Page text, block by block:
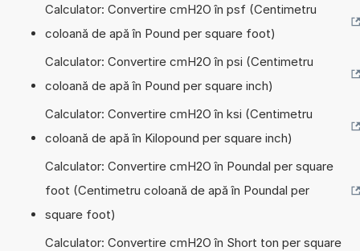
Calculator: Convertire cmH2O în psf (Centimetru
coloană de apă în Pound per square foot)
Calculator: Convertire cmH2O în psi (Centimetru
coloană de apă în Pound per square inch)
Calculator: Convertire cmH2O în ksi (Centimetru
coloană de apă în Kilopound per square inch)
Calculator: Convertire cmH2O în Poundal per square
foot (Centimetru coloană de apă în Poundal per
square foot)
Calculator: Convertire cmH2O în Short ton per square